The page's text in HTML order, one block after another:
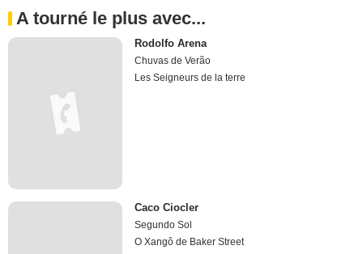
A tourné le plus avec...
Rodolfo Arena
Chuvas de Verão
Les Seigneurs de la terre
Caco Ciocler
Segundo Sol
O Xangô de Baker Street